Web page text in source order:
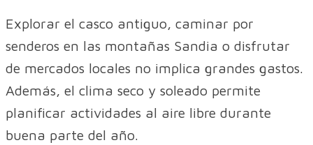
Explorar el casco antiguo, caminar por
senderos en las montañas Sandia o disfrutar
de mercados locales no implica grandes gastos.
Además, el clima seco y soleado permite
planificar actividades al aire libre durante
buena parte del año.